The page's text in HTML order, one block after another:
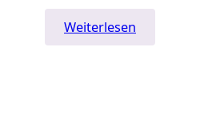
Weiterlesen
„Wunderland“